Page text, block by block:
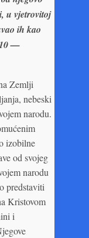
u vjetrovitoj
ih kao
—
Zemlji
nebeski
narodu.
izobilne
od svojeg
narodu
predstaviti
Kristovom
i